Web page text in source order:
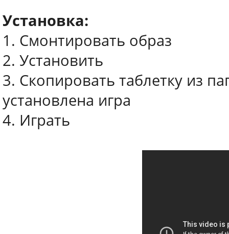
Установка:
1. Смонтировать образ
2. Установить
3. Скопировать таблетку из
установлена игра
4. Играть